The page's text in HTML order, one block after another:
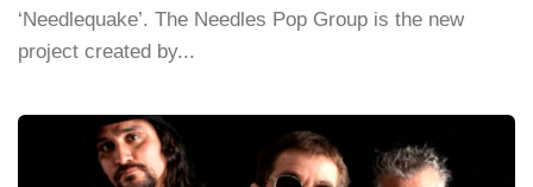
‘Needlequake’. The Needles Pop Group is the new
project created by...